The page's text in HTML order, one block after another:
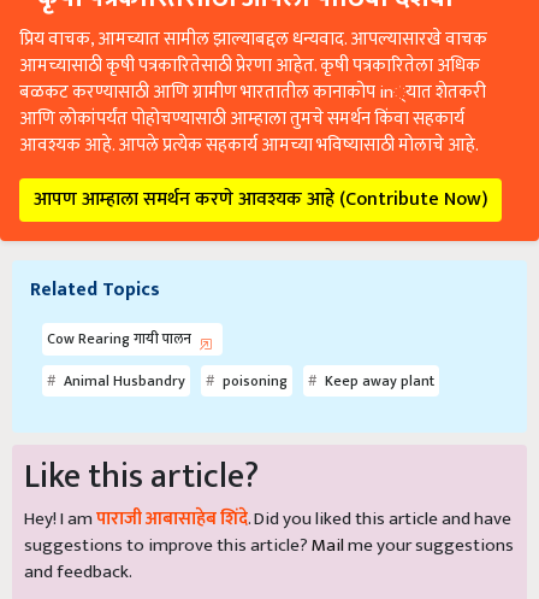
प्रिय वाचक, आमच्यात सामील झाल्याबद्दल धन्यवाद. आपल्यासारखे वाचक
आमच्यासाठी कृषी पत्रकारितेसाठी प्रेरणा आहेत. कृषी पत्रकारितेला अधिक
बळकट करण्यासाठी आणि ग्रामीण भारतातील कानाकोप in्यात शेतकरी
आणि लोकांपर्यंत पोहोचण्यासाठी आम्हाला तुमचे समर्थन किंवा सहकार्य
आवश्यक आहे. आपले प्रत्येक सहकार्य आमच्या भविष्यासाठी मोलाचे आहे.
आपण आम्हाला समर्थन करणे आवश्यक आहे (Contribute Now)
Related Topics
Cow Rearing गायी पालन
Animal Husbandry
poisoning Keep away plant
Like this article?
Hey! I amपाराजी आबासाहेब शिंदे. Did you liked this article and have
suggestions to improve this article?Mailme your suggestions
and feedback.